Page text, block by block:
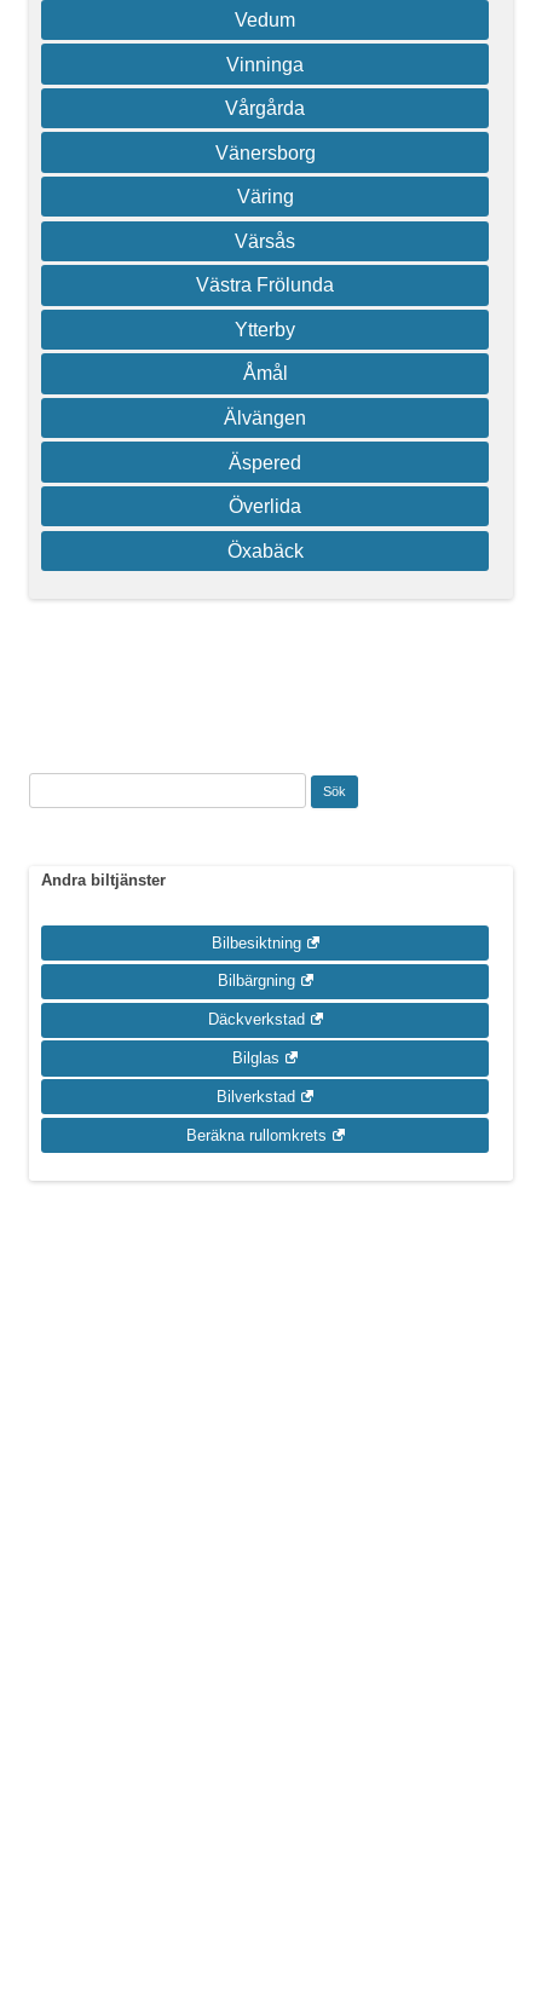
Vedum
Vinninga
Vårgårda
Vänersborg
Väring
Värsås
Västra Frölunda
Ytterby
Åmål
Älvängen
Äspered
Överlida
Öxabäck
Andra biltjänster
Bilbesiktning
Bilbärgning
Däckverkstad
Bilglas
Bilverkstad
Beräkna rullomkrets